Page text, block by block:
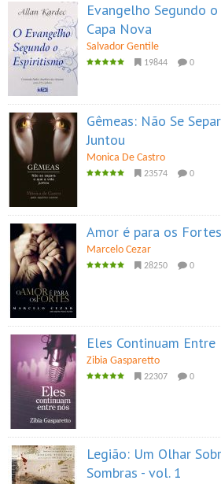
Evangelho Segundo
Capa Nova
Salvador Gentile
19844 0
Gêmeas: Não Se
Juntou
Monica De Castro
23574 0
Amor é para os
Marcelo Cezar
28250 0
Eles Continuam Entre
Zibia Gasparetto
22307 0
Legião: Um Olhar
Sombras - vol. 1